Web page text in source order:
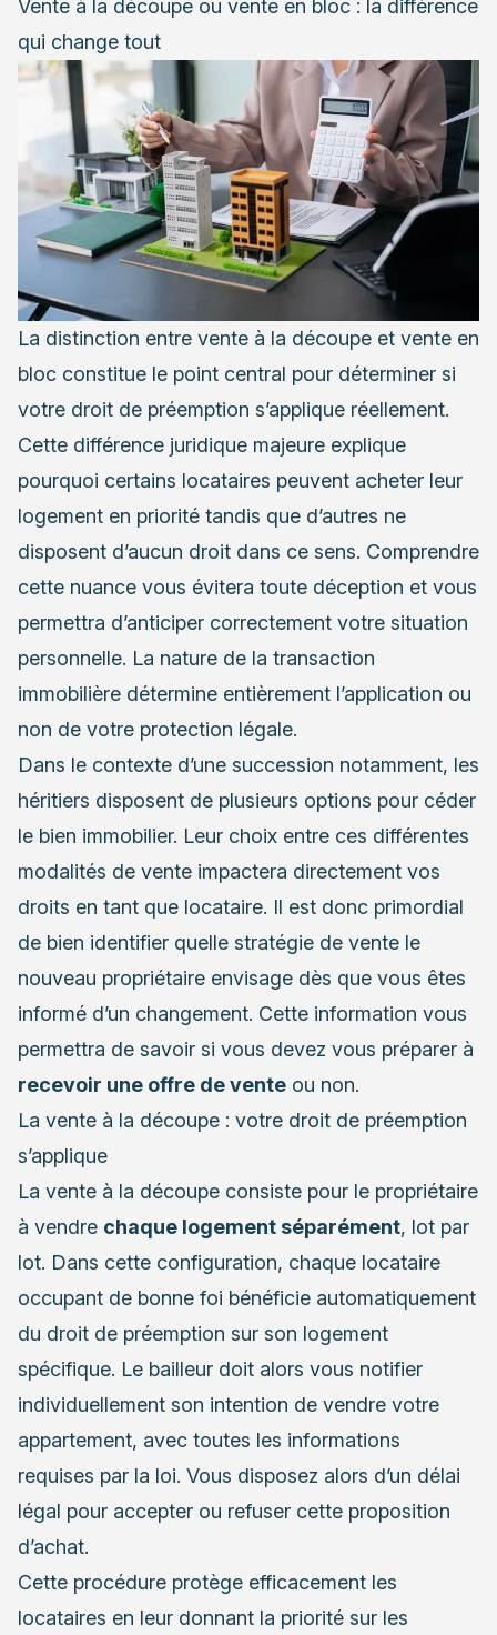
Vente à la découpe ou vente en bloc : la différence
qui change tout
La distinction entre vente à la découpe et vente en
bloc constitue le point central pour déterminer si
votre droit de préemption s’applique réellement.
Cette différence juridique majeure explique
pourquoi certains locataires peuvent acheter leur
logement en priorité tandis que d’autres ne
disposent d’aucun droit dans ce sens. Comprendre
cette nuance vous évitera toute déception et vous
permettra d’anticiper correctement votre situation
personnelle. La nature de la transaction
immobilière détermine entièrement l’application ou
non de votre protection légale.
Dans le contexte d’une succession notamment, les
héritiers disposent de plusieurs options pour céder
le bien immobilier. Leur choix entre ces différentes
modalités de vente impactera directement vos
droits en tant que locataire. Il est donc primordial
de bien identifier quelle stratégie de vente le
nouveau propriétaire envisage dès que vous êtes
informé d’un changement. Cette information vous
permettra de savoir si vous devez vous préparer à
recevoir une offre de vente ou non.
La vente à la découpe : votre droit de préemption
s’applique
La vente à la découpe consiste pour le propriétaire
à vendre chaque logement séparément, lot par
lot. Dans cette configuration, chaque locataire
occupant de bonne foi bénéficie automatiquement
du droit de préemption sur son logement
spécifique. Le bailleur doit alors vous notifier
individuellement son intention de vendre votre
appartement, avec toutes les informations
requises par la loi. Vous disposez alors d’un délai
légal pour accepter ou refuser cette proposition
d’achat.
Cette procédure protège efficacement les
locataires en leur donnant la priorité sur les